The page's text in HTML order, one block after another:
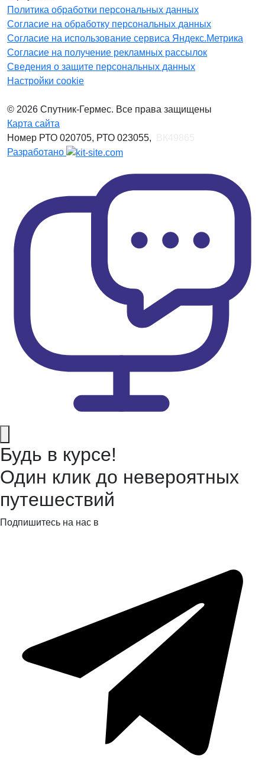
Политика обработки персональных данных
Согласие на обработку персональных данных
Согласие на использование сервиса Яндекс.Метрика
Согласие на получение рекламных рассылок
Сведения о защите персональных данных
Настройки cookie
© 2026 Спутник-Гермес. Все права защищены
Карта сайта
Номер РТО 020705, РТО 023055,
Разработано
Будь в курсе!
Один клик до невероятных
путешествий
Подпишитесь на нас в